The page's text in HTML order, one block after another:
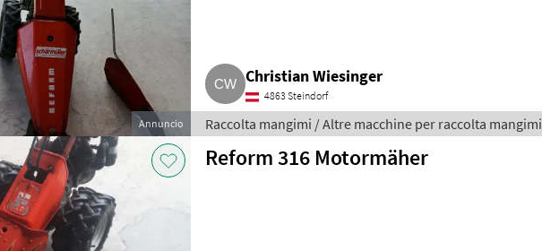
Annuncio
Christian Wiesinger
4863 Steindorf
Raccolta mangimi / Altre macchine per raccolta mangimi
Reform 316 Motormäher